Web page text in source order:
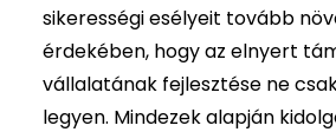
sikerességi esélyeit tovább
érdekében, hogy az elnyert
vállalatának fejlesztése ne
legyen. Mindezek alapján